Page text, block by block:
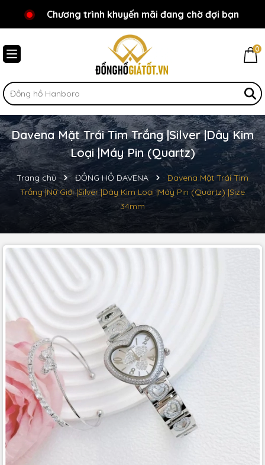
Chào mừng bạn đến với Đồnghồgiátốt.vn!
Chương trình khuyến mãi đang chờ đợi bạn
0
Davena Mặt Trái Tim Trắng |Silver |Dây Kim
Loại |Máy Pin (Quartz)
Trang chủ ĐỒNG HỒ DAVENA
Davena Mặt Trái Tim
Trắng |Nữ Giới |Silver |Dây Kim Loại |Máy Pin (Quartz) |Size
34mm